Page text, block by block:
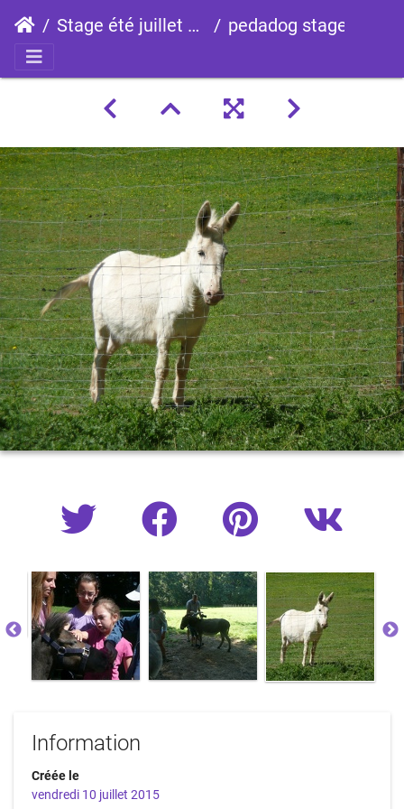
Stage été juillet 2015 pedadog stage enfant chien 20150710105713
Information
Créée le
vendredi 10 juillet 2015